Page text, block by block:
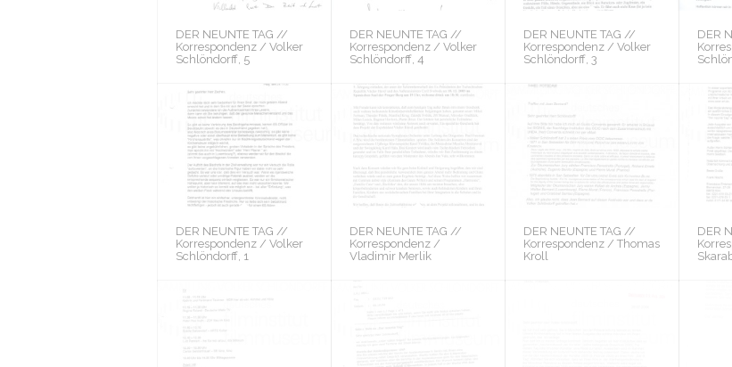
DER NEUNTE TAG //
Korrespondenz / Volker
Schlöndorff, 5
DER NEUNTE TAG //
Korrespondenz / Volker
Schlöndorff, 4
DER NEUNTE TAG //
Korrespondenz / Volker
Schlöndorff, 3
DER
DER NEUNTE TAG //
Korrespondenz / Volker
Schlöndorff, 1
DER NEUNTE TAG //
Korrespondenz /
Vladimir Merlik
DER NEUNTE TAG //
Korrespondenz / Thomas
Kroll
DER